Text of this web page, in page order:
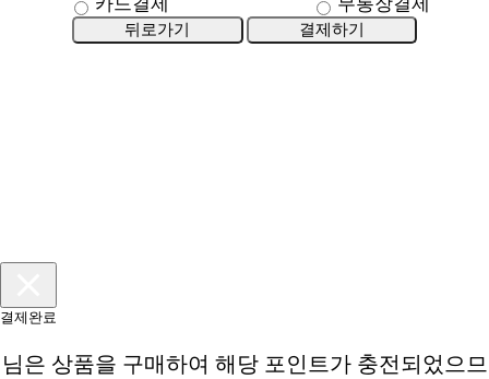
뒤로가기 결제하기
결제완료
님은 상품을 구매하여 해당 포인트가 충전되었으므